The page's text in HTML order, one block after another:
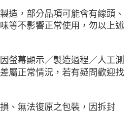
造，部分品項可能會有線頭、
等不影響正常使用，勿以上述
螢幕顯示／製造過程／人工測
屬正常情況，若有疑問歡迎找
、無法復原之包裝，因拆封